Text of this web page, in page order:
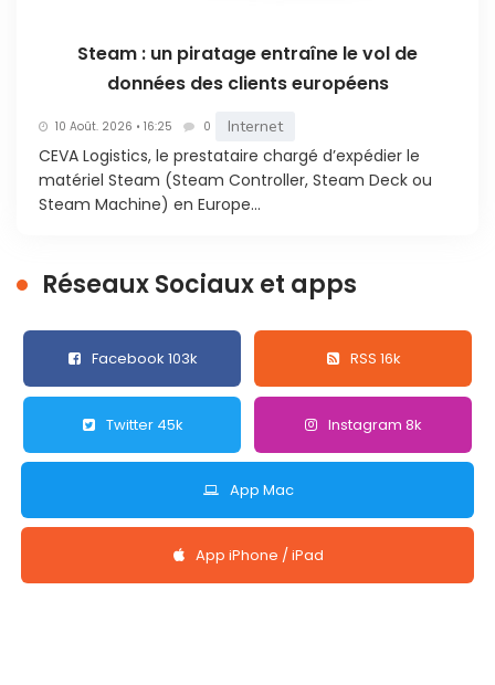
Steam : un piratage entraîne le vol de
données des clients européens
10 Août. 2026 • 16:25 0 Internet
CEVA Logistics, le prestataire chargé d’expédier le
matériel Steam (Steam Controller, Steam Deck ou
Steam Machine) en Europe...
Réseaux Sociaux et apps
Facebook 103k RSS 16k
Twitter 45k Instagram 8k
App Mac
App iPhone / iPad